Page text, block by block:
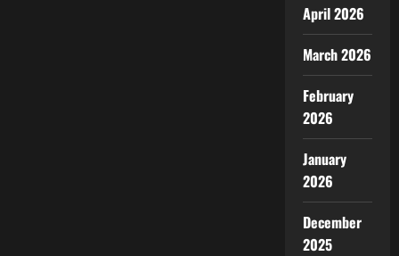
April 2026
March 2026
February
2026
January
2026
December
2025